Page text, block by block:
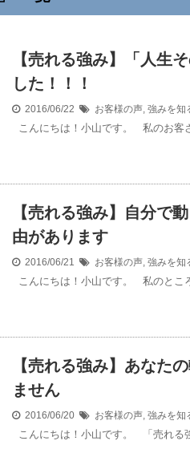
【売れる強み】「人生
した！！！
2016/06/22 お客様の声, 強みを知
こんにちは！小山です。 私のお客
【売れる強み】自分で
由があります
2016/06/21 お客様の声, 強みを知
こんにちは！小山です。 私のとこ
【売れる強み】あなた
ません
2016/06/20 お客様の声, 強みを知
こんにちは！小山です。 「売れる